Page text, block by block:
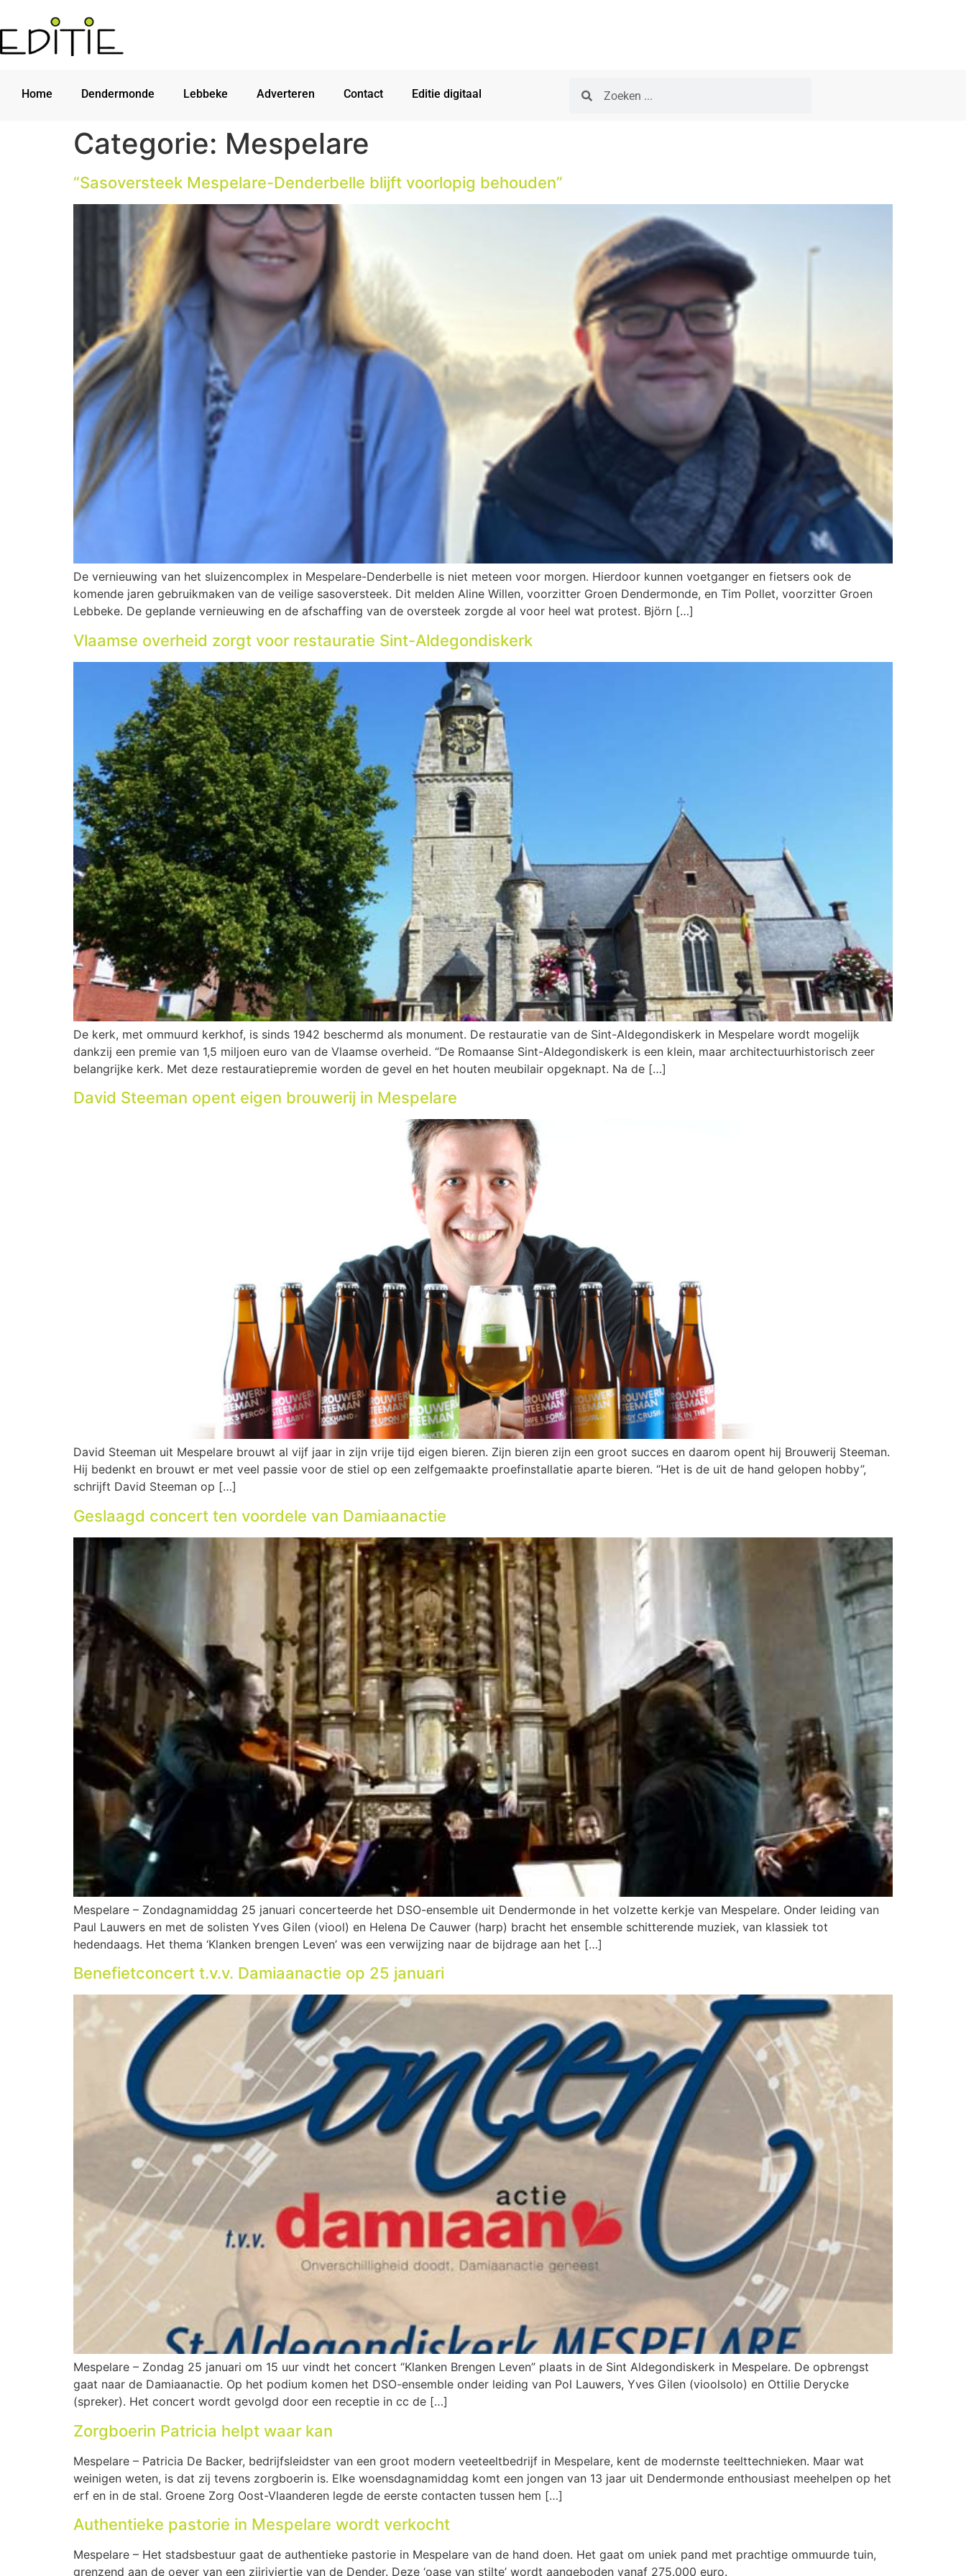
Home Dendermonde Lebbeke Adverteren Contact Editie digitaal
Categorie: Mespelare
“Sasoversteek Mespelare-Denderbelle blijft voorlopig behouden”
De vernieuwing van het sluizencomplex in Mespelare-Denderbelle is niet meteen voor morgen. Hierdoor kunnen voetganger en fietsers ook de
komende jaren gebruikmaken van de veilige sasoversteek. Dit melden Aline Willen, voorzitter Groen Dendermonde, en Tim Pollet, voorzitter Groen
Lebbeke. De geplande vernieuwing en de afschaffing van de oversteek zorgde al voor heel wat protest. Björn […]
Vlaamse overheid zorgt voor restauratie Sint-Aldegondiskerk
De kerk, met ommuurd kerkhof, is sinds 1942 beschermd als monument. De restauratie van de Sint-Aldegondiskerk in Mespelare wordt mogelijk
dankzij een premie van 1,5 miljoen euro van de Vlaamse overheid. “De Romaanse Sint-Aldegondiskerk is een klein, maar architectuurhistorisch zeer
belangrijke kerk. Met deze restauratiepremie worden de gevel en het houten meubilair opgeknapt. Na de […]
David Steeman opent eigen brouwerij in Mespelare
David Steeman uit Mespelare brouwt al vijf jaar in zijn vrije tijd eigen bieren. Zijn bieren zijn een groot succes en daarom opent hij Brouwerij Steeman.
Hij bedenkt en brouwt er met veel passie voor de stiel op een zelfgemaakte proefinstallatie aparte bieren. “Het is de uit de hand gelopen hobby”,
schrijft David Steeman op […]
Geslaagd concert ten voordele van Damiaanactie
Mespelare – Zondagnamiddag 25 januari concerteerde het DSO-ensemble uit Dendermonde in het volzette kerkje van Mespelare. Onder leiding van
Paul Lauwers en met de solisten Yves Gilen (viool) en Helena De Cauwer (harp) bracht het ensemble schitterende muziek, van klassiek tot
hedendaags. Het thema ‘Klanken brengen Leven’ was een verwijzing naar de bijdrage aan het […]
Benefietconcert t.v.v. Damiaanactie op 25 januari
Mespelare – Zondag 25 januari om 15 uur vindt het concert “Klanken Brengen Leven” plaats in de Sint Aldegondiskerk in Mespelare. De opbrengst
gaat naar de Damiaanactie. Op het podium komen het DSO-ensemble onder leiding van Pol Lauwers, Yves Gilen (vioolsolo) en Ottilie Derycke
(spreker). Het concert wordt gevolgd door een receptie in cc de […]
Zorgboerin Patricia helpt waar kan
Mespelare – Patricia De Backer, bedrijfsleidster van een groot modern veeteeltbedrijf in Mespelare, kent de modernste teelttechnieken. Maar wat
weinigen weten, is dat zij tevens zorgboerin is. Elke woensdagnamiddag komt een jongen van 13 jaar uit Dendermonde enthousiast meehelpen op het
erf en in de stal. Groene Zorg Oost-Vlaanderen legde de eerste contacten tussen hem […]
Authentieke pastorie in Mespelare wordt verkocht
Mespelare – Het stadsbestuur gaat de authentieke pastorie in Mespelare van de hand doen. Het gaat om uniek pand met prachtige ommuurde tuin,
grenzend aan de oever van een zijriviertje van de Dender. Deze ‘oase van stilte’ wordt aangeboden vanaf 275.000 euro.